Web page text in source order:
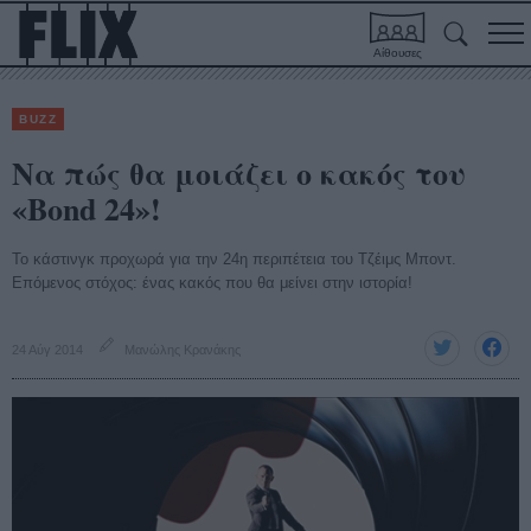
Αίθουσες
BUZZ
Να πώς θα μοιάζει ο κακός του
«Bond 24»!
Το κάστινγκ προχωρά για την 24η περιπέτεια του Τζέιμς Μποντ.
Επόμενος στόχος: ένας κακός που θα μείνει στην ιστορία!
24 Αύγ 2014 Μανώλης Κρανάκης